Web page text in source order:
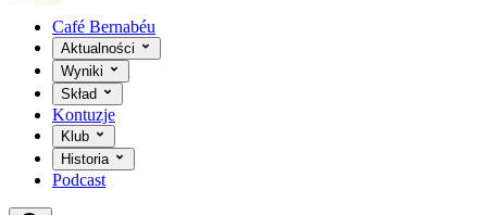
Café Bernabéu
Aktualności
Wyniki
Skład
Kontuzje
Klub
Historia
Podcast